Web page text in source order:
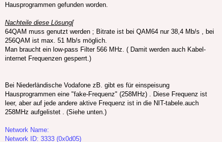
Hausprogrammen gefunden worden.
Nachteile diese Lösung[
64QAM muss genutzt werden ; Bitrate ist bei QAM64 nur 38,4 Mb/s , bei
256QAM ist max. 51 Mb/s möglich.
Man braucht ein low-pass Filter 566 MHz. ( Damit werden auch Kabel-
internet Frequenzen gesperrt.)
Bei Niederländische Vodafone zB. gibt es für einspeisung
Hausprogrammen eine "fake-Frequenz" (258MHz) . Diese Frequenz ist
leer, aber auf jede andere aktive Frequenz ist in die NIT-tabele.auch
258MHz aufgelistet . (Siehe unten.)
Network Name:
Network ID: 3333 (0x0d05)